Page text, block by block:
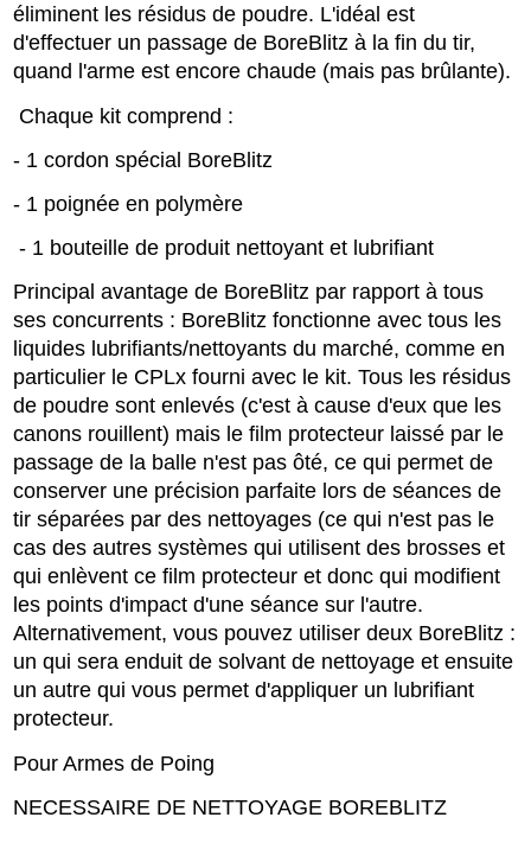
éliminent les résidus de poudre. L'idéal est
d'effectuer un passage de BoreBlitz à la fin du tir,
quand l'arme est encore chaude (mais pas brûlante).
Chaque kit comprend :
- 1 cordon spécial BoreBlitz
- 1 poignée en polymère
- 1 bouteille de produit nettoyant et lubrifiant
Principal avantage de BoreBlitz par rapport à tous
ses concurrents : BoreBlitz fonctionne avec tous les
liquides lubrifiants/nettoyants du marché, comme en
particulier le CPLx fourni avec le kit. Tous les résidus
de poudre sont enlevés (c'est à cause d'eux que les
canons rouillent) mais le film protecteur laissé par le
passage de la balle n'est pas ôté, ce qui permet de
conserver une précision parfaite lors de séances de
tir séparées par des nettoyages (ce qui n'est pas le
cas des autres systèmes qui utilisent des brosses et
qui enlèvent ce film protecteur et donc qui modifient
les points d'impact d'une séance sur l'autre.
Alternativement, vous pouvez utiliser deux BoreBlitz :
un qui sera enduit de solvant de nettoyage et ensuite
un autre qui vous permet d'appliquer un lubrifiant
protecteur.
Pour Armes de Poing
NECESSAIRE DE NETTOYAGE BOREBLITZ